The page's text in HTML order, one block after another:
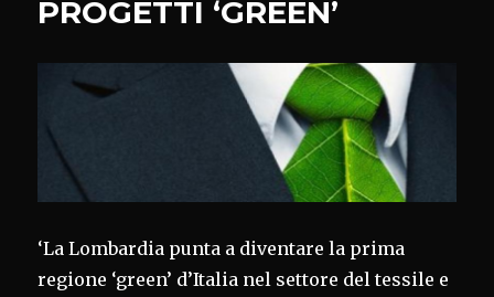
PROGETTI ‘GREEN’
‘La Lombardia punta a diventare la prima
regione ‘green’ d’Italia nel settore del tessile e